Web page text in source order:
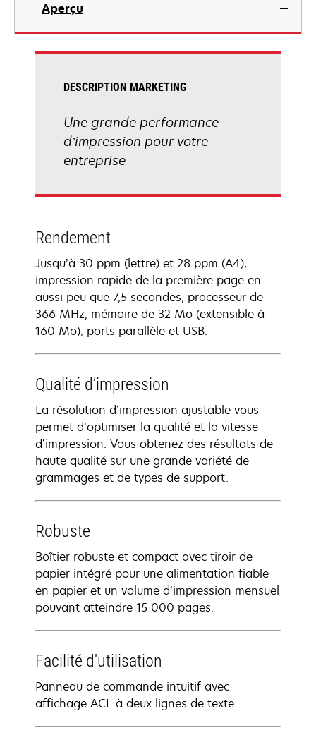
nouvel
onglet
Aperçu
DESCRIPTION MARKETING
Une grande performance
d’impression pour votre
entreprise
Rendement
Jusqu’à 30 ppm (lettre) et 28 ppm (A4),
impression rapide de la première page en
aussi peu que 7,5 secondes, processeur de
366 MHz, mémoire de 32 Mo (extensible à
160 Mo), ports parallèle et USB.
Qualité d’impression
La résolution d’impression ajustable vous
permet d’optimiser la qualité et la vitesse
d’impression. Vous obtenez des résultats de
haute qualité sur une grande variété de
grammages et de types de support.
Robuste
Boîtier robuste et compact avec tiroir de
papier intégré pour une alimentation fiable
en papier et un volume d’impression mensuel
pouvant atteindre 15 000 pages.
Facilité d'utilisation
Panneau de commande intuitif avec
affichage ACL à deux lignes de texte.